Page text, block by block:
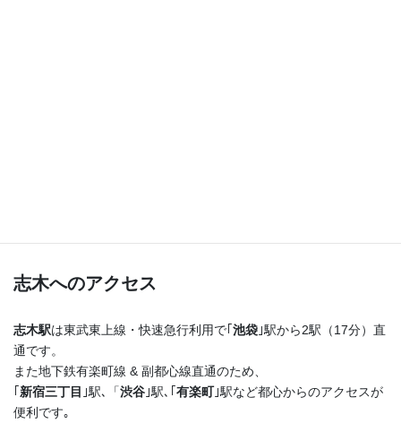
志木へのアクセス
志木駅は東武東上線・快速急行利用で｢ 池袋 ｣駅から2駅（17分）直
通です。
また地下鉄有楽町線 & 副都心線直通のため、
新宿三丁目 ｣駅､「渋谷 ｣駅､｢ 有楽町｣駅など都心からのアクセスが
便利です｡